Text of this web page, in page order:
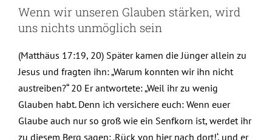
Wenn wir unseren Glauben stärken, wird
uns nichts unmöglich sein
(Matthäus 17:19, 20) Später kamen die Jünger allein zu
Jesus und fragten ihn: „Warum konnten wir ihn nicht
austreiben?“ 20 Er antwortete: „Weil ihr zu wenig
Glauben habt. Denn ich versichere euch: Wenn euer
Glaube auch nur so groß wie ein Senfkorn ist, werdet ihr
zu diesem Berg sagen: ‚Rück von hier nach dort!‘, und er